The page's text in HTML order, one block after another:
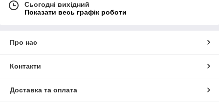
Сьогодні вихідний
Показати весь графік роботи
Про нас
Контакти
Доставка та оплата